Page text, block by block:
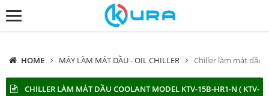
HOME MÁY LÀM MÁT DẦU - OIL CHILLER Chiller làm mát dầu
CHILLER LÀM MÁT DẦU COOLANT MODEL KTV-15B-HR1-N ( KTV-